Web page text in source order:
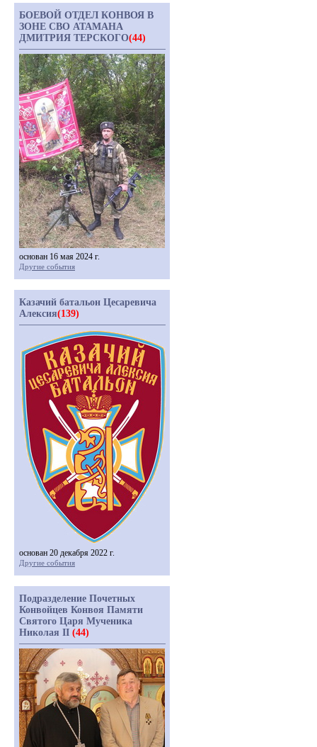
БОЕВОЙ ОТДЕЛ КОНВОЯ В
ЗОНЕ СВО АТАМАНА
ДМИТРИЯ ТЕРСКОГО(44)
основан 16 мая 2024 г.
Другие события
Казачий батальон Цесаревича
Алексия(139)
основан 20 декабря 2022 г.
Другие события
Подразделение Почетных
Конвойцев Конвоя Памяти
Святого Царя Мученика
Николая II (44)